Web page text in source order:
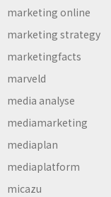
marketing online
marketing strategy
marketingfacts
marveld
media analyse
mediamarketing
mediaplan
mediaplatform
micazu